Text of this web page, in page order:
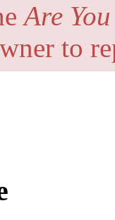
Are
to